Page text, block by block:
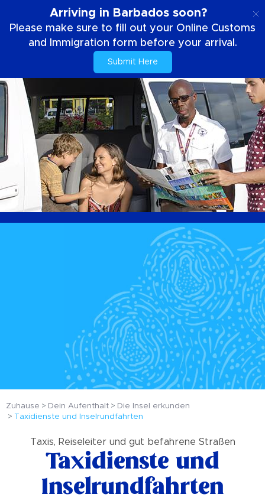
Arriving in Barbados soon?
Please make sure to fill out your Online Customs
and Immigration form before your arrival.
Submit Here
Zuhause Dein Aufenthalt
Die Insel erkunden
Taxidienste und Inselrundfahrten
Taxis, Reiseleiter und gut befahrene Straßen
Taxidienste und
Inselrundfahrten